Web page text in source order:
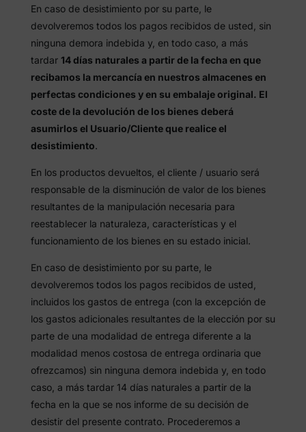
En caso de desistimiento por su parte, le
devolveremos todos los pagos recibidos de usted, sin
ninguna demora indebida y, en todo caso, a más
tardar 14 días naturales a partir de la fecha en que
recibamos la mercancía en nuestros almacenes en
perfectas condiciones y en su embalaje original. El
coste de la devolución de los bienes deberá
asumirlos el Usuario/Cliente que realice el
desistimiento.
En los productos devueltos, el cliente / usuario será
responsable de la disminución de valor de los bienes
resultantes de la manipulación necesaria para
reestablecer la naturaleza, características y el
funcionamiento de los bienes en su estado inicial.
En caso de desistimiento por su parte, le
devolveremos todos los pagos recibidos de usted,
incluidos los gastos de entrega (con la excepción de
los gastos adicionales resultantes de la elección por su
parte de una modalidad de entrega diferente a la
modalidad menos costosa de entrega ordinaria que
ofrezcamos) sin ninguna demora indebida y, en todo
caso, a más tardar 14 días naturales a partir de la
fecha en la que se nos informe de su decisión de
desistir del presente contrato. Procederemos a